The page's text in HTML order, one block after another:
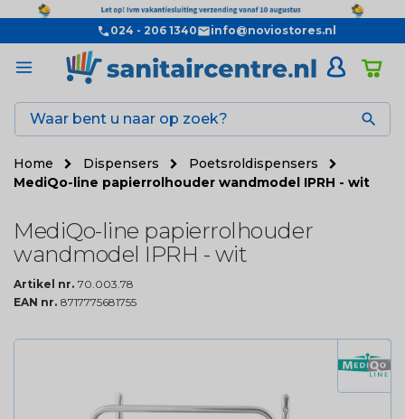
024 - 206 1340 info@noviostores.nl

Home Dispensers
Poetsroldispensers
MediQo-line papierrolhouder wandmodel IPRH - wit
MediQo-line papierrolhouder
wandmodel IPRH - wit
Artikel nr. 70.003.78
EAN nr. 8717775681755